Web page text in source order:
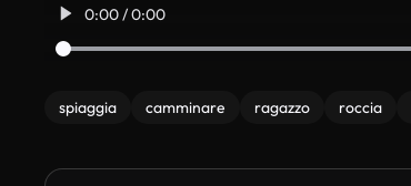
0:00 / 0:00
spiaggia camminare ragazzo roccia